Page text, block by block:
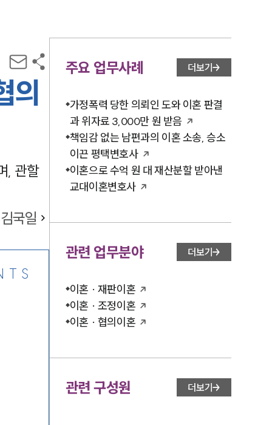
의
, 관할
김국일
주요 업무사례 더보기
가정폭력 당한 의뢰인 도와 이혼 판결
과 위자료 3,000만 원 받음
책임감 없는 남편과의 이혼 소송, 승소
이끈 평택변호사
이혼으로 수억 원 대 재산분할 받아낸
교대이혼변호사
관련 업무분야 더보기
이혼 · 재판이혼
이혼 · 조정이혼
이혼 · 협의이혼
관련 구성원 더보기